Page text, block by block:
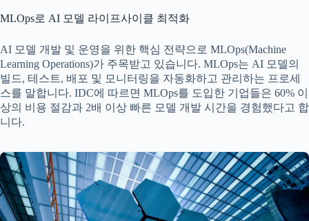
MLOps로 AI 모델 라이프사이클 최적화
AI 모델 개발 및 운영을 위한 핵심 전략으로 MLOps(Machine
Learning Operations)가 주목받고 있습니다. MLOps는 AI 모델의
빌드, 테스트, 배포 및 모니터링을 자동화하고 관리하는 프로세
스를 말합니다. IDC에 따르면 MLOps를 도입한 기업들은 60% 이
상의 비용 절감과 2배 이상 빠른 모델 개발 시간을 경험했다고 합
니다.